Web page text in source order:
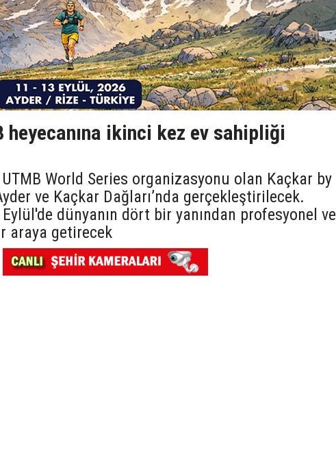
heyecanına ikinci kez ev sahipliği
World Series organizasyonu olan Kaçkar by
ve Kaçkar Dağları’nda gerçekleştirilecek.
dünyanın dört bir yanından profesyonel ve
araya getirecek